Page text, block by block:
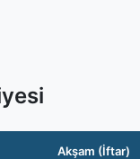
Akşam (İftar)